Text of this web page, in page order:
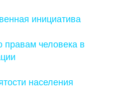
инициатива
человека в
населения